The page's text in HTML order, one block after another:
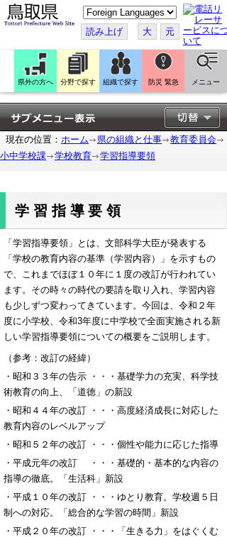
こ
の
ペ
ー
ジ
翻
訳
す
る
読み上げ 大 元
県外の方へ 分野で探す 組織で探す 防災 緊急 メニュー
現在の位置： ホーム 県の組織と仕事
教育委員会
小中学校課
学校教育 学習指導要領
学習指導要領
「学習指導要領」とは、文部科学大臣が発表する
「学校の教育内容の基準（学習内容）」を示すもの
で、これまでほぼ１０年に１度の改訂が行われてい
ます。その時々の時代の要請を取り入れ、学習内容
も少しずつ変わってきています。今回は、令和２年
度に小学校、令和3年度に中学校で全面実施される新
しい学習指導要領についての概要をご説明します。
（参考：改訂の経緯）
・昭和３３年の告示 ・・・基礎学力の充実、科学技
術教育の向上、「道徳」の新設
・昭和４４年の改訂 ・・・高度経済成長に対応した
教育内容のレベルアップ
・昭和５２年の改訂 ・・・個性や能力に応じた指導
・平成元年の改訂 ・・・基礎的・基本的な内容の
指導の徹底。「生活科」新設
・平成１０年の改訂 ・・・ゆとり教育。学校週５日
制への対応。「総合的な学習の時間」新設
・平成２０年の改訂 ・・・「生きる力」をはぐくむ